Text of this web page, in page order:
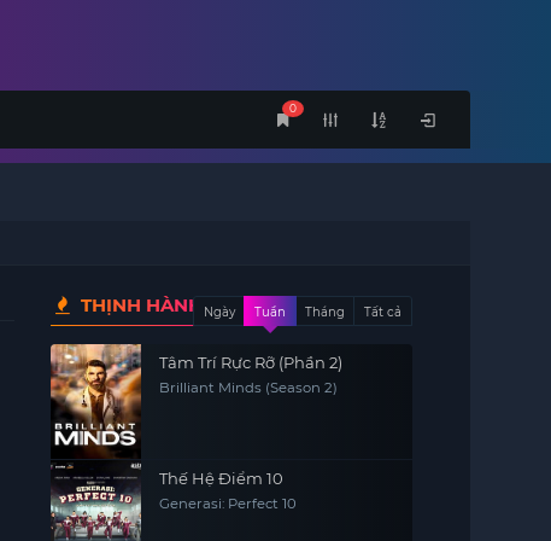
0
THỊNH HÀNHNgày Tuần Tháng Tất cả
Tâm Trí Rực Rỡ (Phần 2)
Brilliant Minds (Season 2)
Thế Hệ Điểm 10
Generasi: Perfect 10